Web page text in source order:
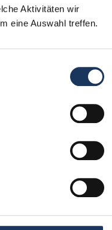
Aktivitäten wir
eine Auswahl treffen.
erhalten